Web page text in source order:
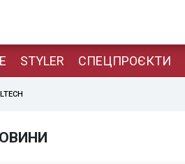
STYLER СПЕЦПРОЄКТИ